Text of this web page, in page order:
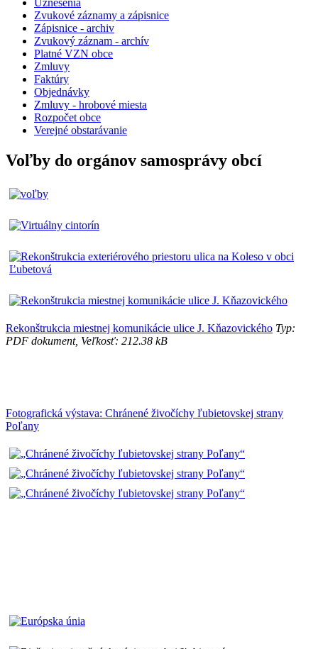
Uznesenia
Zvukové záznamy a zápisnice
Zápisnice - archiv
Zvukový záznam - archív
Platné VZN obce
Zmluvy
Faktúry
Objednávky
Zmluvy - hrobové miesta
Rozpočet obce
Verejné obstarávanie
Voľby do orgánov samosprávy obcí
Rekonštrukcia miestnej komunikácie ulice J. Kňazovického Typ:
PDF dokument, Veľkosť: 212.38 kB
Fotografická výstava: Chránené živočíchy ľubietovskej strany
Poľany